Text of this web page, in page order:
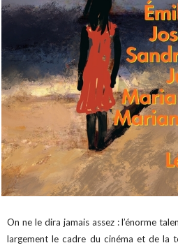
On ne le dira jamais assez : l’énorme
largement le cadre du cinéma et de la